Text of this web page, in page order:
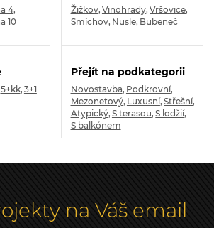
4
10
Žižkov Vinohrady Vršovice
Smíchov Nusle Bubeneč
5+kk 3+1
Přejít na podkategorii
Novostavba Podkrovní
Mezonetový Luxusní Střešní
Atypický S terasou S lodžií
S balkónem
na Váš email